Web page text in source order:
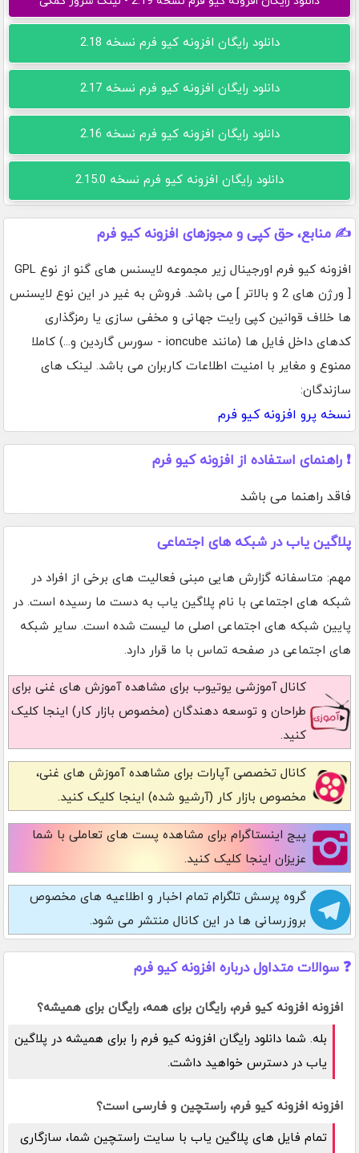
دانلود رایگان افزونه کیو فرم نسخه 2.18
دانلود رایگان افزونه کیو فرم نسخه 2.17
دانلود رایگان افزونه کیو فرم نسخه 2.16
دانلود رایگان افزونه کیو فرم نسخه 2.15.0
✍️ منابع، حق کپی و مجوزهای افزونه کیو فرم
افزونه کیو فرم اورجینال زیر مجموعه لایسنس های گنو از نوع GPL
[ ورژن های 2 و بالاتر ] می باشد. فروش به غیر در این نوع لایسنس
ها خلاف قوانین کپی رایت جهانی و مخفی سازی یا رمزگذاری
کدهای داخل فایل ها (مانند ioncube - سورس گاردین و...) کاملا
ممنوع و مغایر با امنیت اطلاعات کاربران می باشد. لینک های
سازندگان:
نسخه پرو افزونه کیو فرم
❗ راهنمای استفاده از افزونه کیو فرم
فاقد راهنما می باشد
پلاگین یاب در شبکه های اجتماعی
مهم: متاسفانه گزارش هایی مبنی فعالیت های برخی از افراد در
شبکه های اجتماعی با نام پلاگین یاب به دست ما رسیده است. در
پایین شبکه های اجتماعی اصلی ما لیست شده است. سایر شبکه
های اجتماعی در صفحه تماس با ما قرار دارد.
کانال آموزشی یوتیوب برای مشاهده آموزش های غنی برای
طراحان و توسعه دهندگان (مخصوص بازار کار) اینجا کلیک
کنید.
کانال تخصصی آپارات برای مشاهده آموزش های غنی،
مخصوص بازار کار (آرشیو شده) اینجا کلیک کنید.
پیج اینستاگرام برای مشاهده پست های تعاملی با شما
عزیزان اینجا کلیک کنید.
گروه پرسش تلگرام تمام اخبار و اطلاعیه های مخصوص
بروزرسانی ها در این کانال منتشر می شود.
❓ سوالات متداول درباره افزونه کیو فرم
افزونه افزونه کیو فرم، رایگان برای همه، رایگان برای همیشه؟
بله. شما دانلود رایگان افزونه کیو فرم را برای همیشه در پلاگین
یاب در دسترس خواهید داشت.
افزونه افزونه کیو فرم، راستچین و فارسی است؟
تمام فایل های پلاگین یاب با سایت راستچین شما، سازگاری